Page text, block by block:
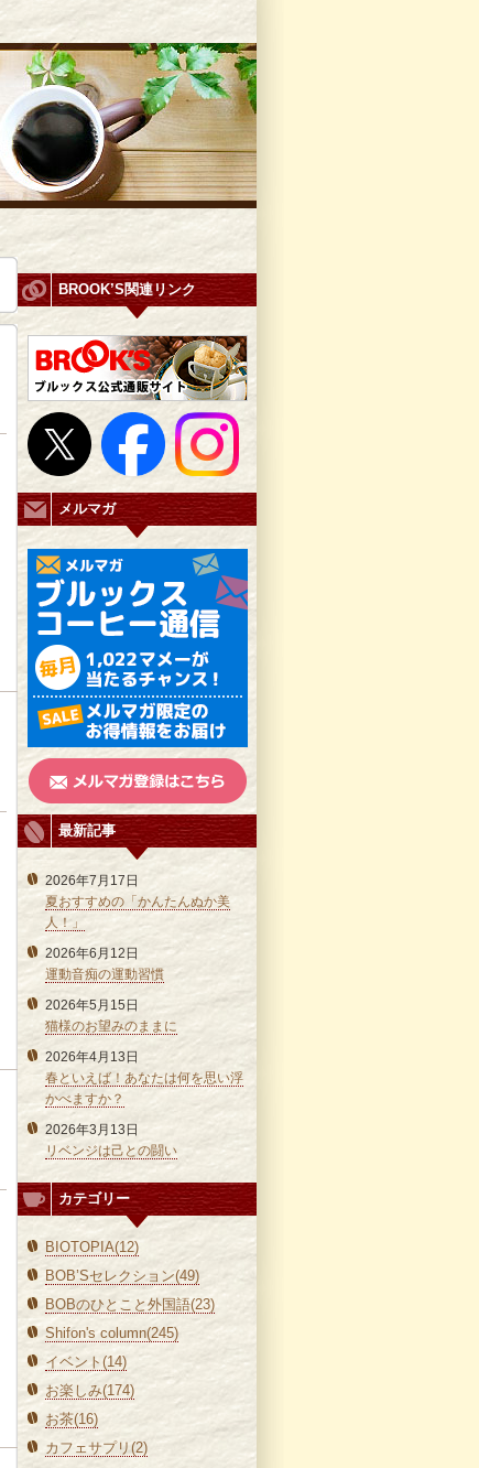
BROOK’S関連リンク
メルマガ
最新記事
2026年7月17日
夏おすすめの「かんたんぬか美
人！」
2026年6月12日
運動音痴の運動習慣
2026年5月15日
猫様のお望みのままに
2026年4月13日
春といえば！あなたは何を思い浮
かべますか？
2026年3月13日
リベンジは己との闘い
カテゴリー
BIOTOPIA(12)
BOB’Sセレクション(49)
BOBのひとこと外国語(23)
Shifon's column(245)
イベント(14)
お楽しみ(174)
お茶(16)
カフェサプリ(2)